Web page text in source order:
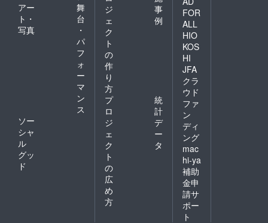
アー
ト・
写真
舞
台
・
パ
フ
ォ
ー
マ
ン
ス
ソー
シャ
ル
グッ
ド
ジ
ェ
ク
ト
の
作
り
方
事
例
プ
ロ
ジ
ェ
ク
ト
の
広
め
方
統
計
デ
ー
タ
FOR
ALL
HIO
KOS
HI
JFA
クラ
ウド
ファ
ン
ディ
ング
mac
hi-ya
補助
金申
請サ
ポー
ト